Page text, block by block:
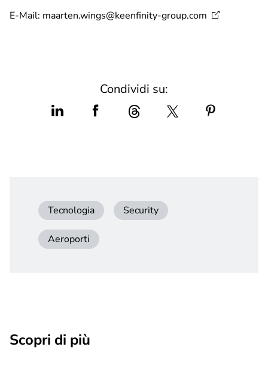
E-Mail: maarten.wings@keenfinity-group.com
Condividi su:
Tecnologia Security
Aeroporti
Scopri di più